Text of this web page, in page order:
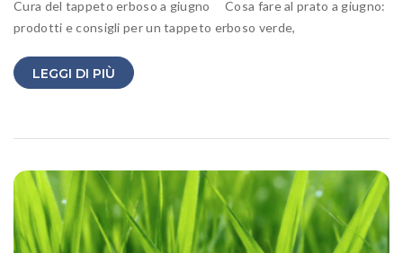
Cura del tappeto erboso a giugno Cosa fare al prato a giugno:
prodotti e consigli per un tappeto erboso verde,
LEGGI DI PIÙ